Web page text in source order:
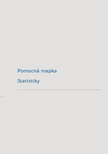
Pomocná mapka
Statistiky